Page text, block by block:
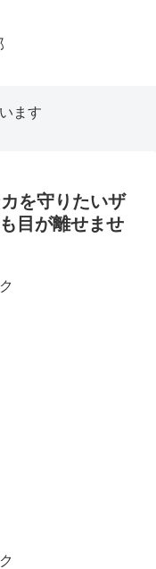
ます
を守りたいザ
目が離せませ